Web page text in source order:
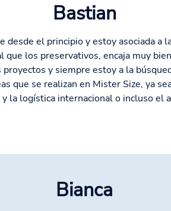
Bastian
desde el principio y estoy asociada a
que los preservativos, encaja muy
y siempre estoy a la
que se realizan en Mister Size, ya
y la logística internacional o incluso el
Bianca